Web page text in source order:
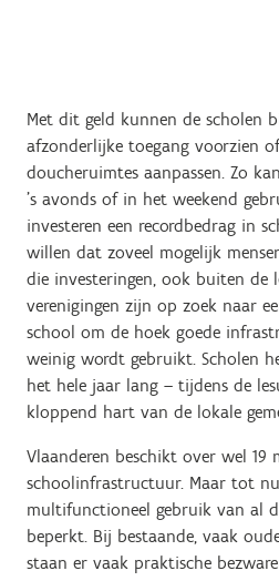
Met dit geld kunnen de scholen
afzonderlijke toegang voorzien
doucheruimtes aanpassen. Zo
’s avonds of in het weekend
investeren een recordbedrag in
willen dat zoveel mogelijk
die investeringen, ook buiten de
verenigingen zijn op zoek naar
school om de hoek goede
weinig wordt gebruikt. Scholen
het hele jaar lang – tijdens de
kloppend hart van de lokale
Vlaanderen beschikt over wel 19
schoolinfrastructuur. Maar tot
multifunctioneel gebruik van al
beperkt. Bij bestaande, vaak
staan er vaak praktische